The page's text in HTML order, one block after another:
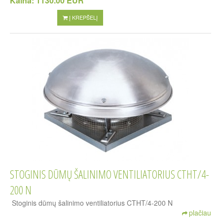
Į KREPŠELĮ
STOGINIS DŪMŲ ŠALINIMO VENTILIATORIUS CTHT/4-
200 N
Stoginis dūmų šalinimo ventiliatorius CTHT/4-200 N
plačiau